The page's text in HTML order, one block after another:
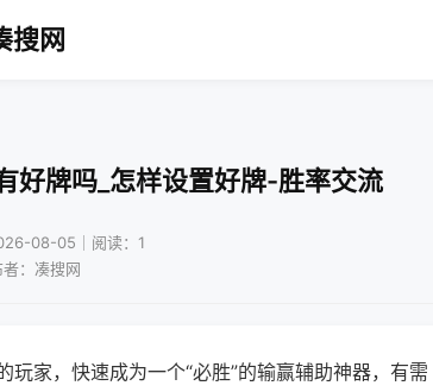
搜网
好牌吗_怎样设置好牌-胜率交流
08-05｜阅读：1
者：凑搜网
家，快速成为一个“必胜”的输赢辅助神器，有需